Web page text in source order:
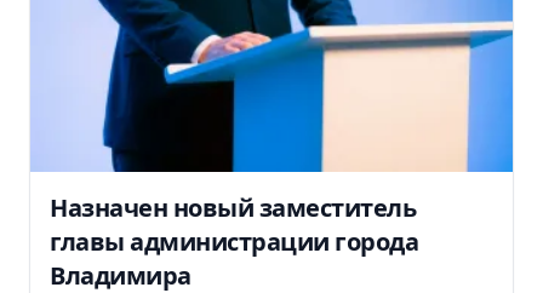
Назначен новый заместитель
главы администрации города
Владимира